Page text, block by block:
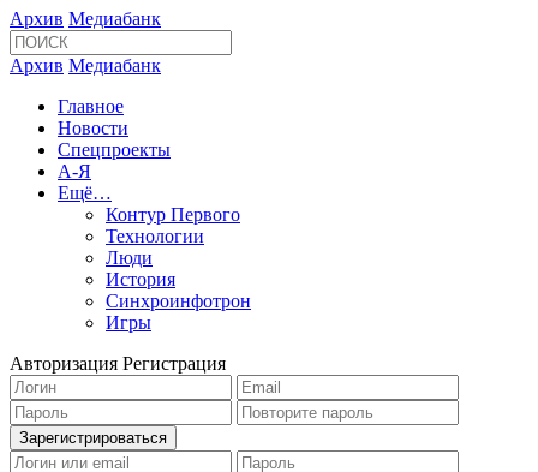
Архив Медиабанк
Архив Медиабанк
Главное
Новости
Спецпроекты
А-Я
Ещё…
Контур Первого
Технологии
Люди
История
Синхроинфотрон
Игры
Авторизация Регистрация